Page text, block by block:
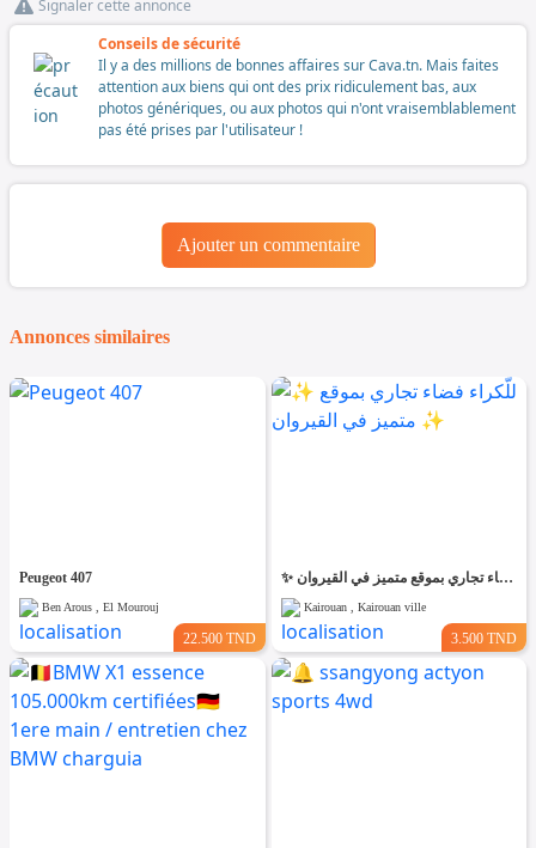
Signaler cette annonce
Conseils de sécurité
Il y a des millions de bonnes affaires sur Cava.tn. Mais faites
attention aux biens qui ont des prix ridiculement bas, aux
photos génériques, ou aux photos qui n'ont vraisemblablement
pas été prises par l'utilisateur !
Ajouter un commentaire
Annonces similaires
Peugeot 407
Ben Arous , El Mourouj
22.500 TND
✨ للّكراء فضاء تجاري بموقع متميز في القيروان ✨
Kairouan , Kairouan ville
3.500 TND